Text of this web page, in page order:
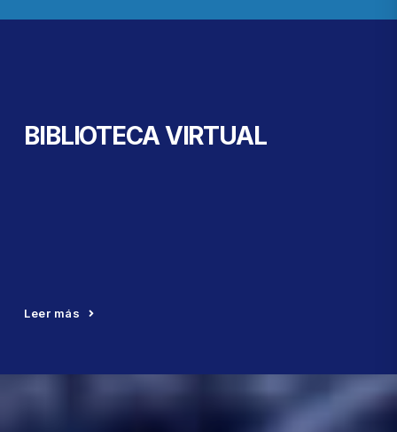
BIBLIOTECA VIRTUAL
Leer más